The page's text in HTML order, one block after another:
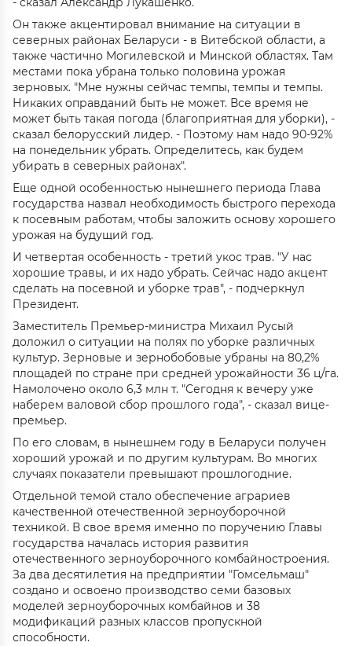
Он также акцентировал внимание на ситуации в
северных районах Беларуси - в Витебской области, а
также частично Могилевской и Минской областях. Там
местами пока убрана только половина урожая
зерновых. "Мне нужны сейчас темпы, темпы и темпы.
Никаких оправданий быть не может. Все время не
может быть такая погода (благоприятная для уборки), -
сказал белорусский лидер. - Поэтому нам надо 90-92%
на понедельник убрать. Определитесь, как будем
убирать в северных районах".
Еще одной особенностью нынешнего периода Глава
государства назвал необходимость быстрого перехода
к посевным работам, чтобы заложить основу хорошего
урожая на будущий год.
И четвертая особенность - третий укос трав. "У нас
хорошие травы, и их надо убрать. Сейчас надо акцент
сделать на посевной и уборке трав", - подчеркнул
Президент.
Заместитель Премьер-министра Михаил Русый
доложил о ситуации на полях по уборке различных
культур. Зерновые и зернобобовые убраны на 80,2%
площадей по стране при средней урожайности 36 ц/га.
Намолочено около 6,3 млн т. "Сегодня к вечеру уже
наберем валовой сбор прошлого года", - сказал вице-
премьер.
По его словам, в нынешнем году в Беларуси получен
хороший урожай и по другим культурам. Во многих
случаях показатели превышают прошлогодние.
Отдельной темой стало обеспечение аграриев
качественной отечественной зерноуборочной
техникой. В свое время именно по поручению Главы
государства началась история развития
отечественного зерноуборочного комбайностроения.
За два десятилетия на предприятии "Гомсельмаш"
создано и освоено производство семи базовых
моделей зерноуборочных комбайнов и 38
модификаций разных классов пропускной
способности.